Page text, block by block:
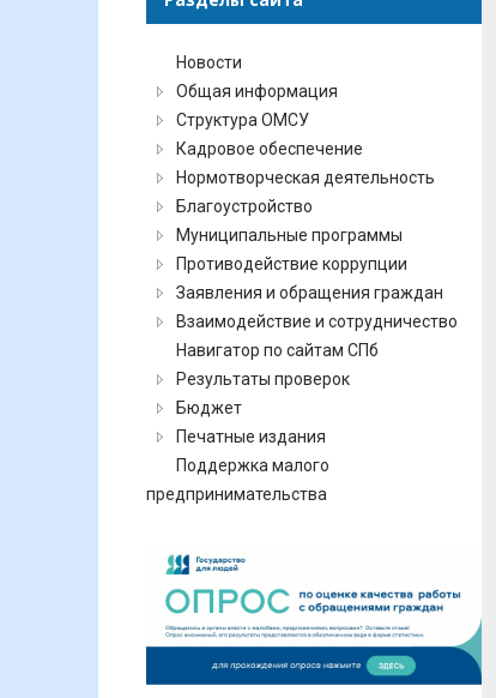
Новости
Общая информация
Структура ОМСУ
Кадровое обеспечение
Нормотворческая деятельность
Благоустройство
Муниципальные программы
Противодействие коррупции
Заявления и обращения граждан
Взаимодействие и сотрудничество
Навигатор по сайтам СПб
Результаты проверок
Бюджет
Печатные издания
Поддержка малого
предпринимательства